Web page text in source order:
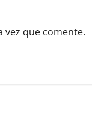
vez que comente.